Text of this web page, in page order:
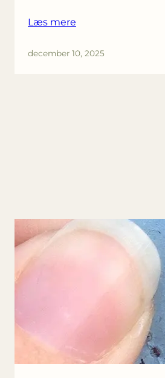
Læs mere
december 10, 2025